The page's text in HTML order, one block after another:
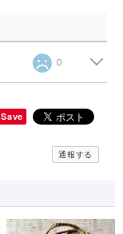
0
Save
通報する